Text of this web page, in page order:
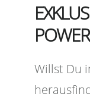
Willst Du